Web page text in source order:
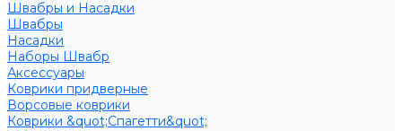
Швабры и Насадки
Швабры
Насадки
Наборы Швабр
Аксессуары
Коврики придверные
Ворсовые коврики
Коврики &quot;Спагетти&quot;